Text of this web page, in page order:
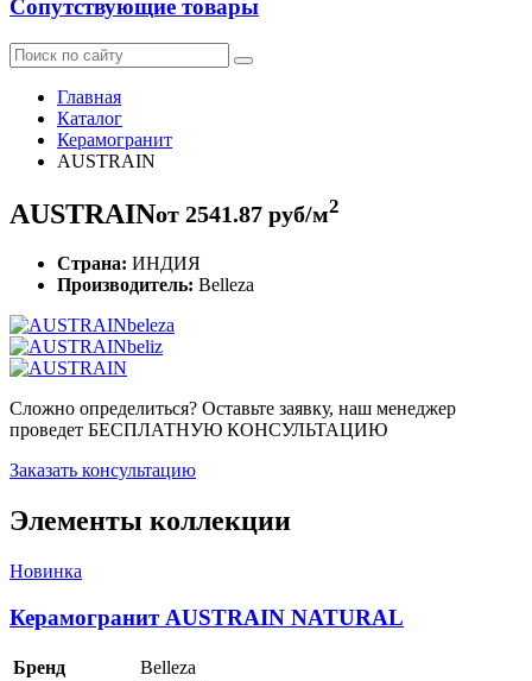
Сопутствующие товары
Главная
Каталог
Керамогранит
AUSTRAIN
AUSTRAINот 2541.87 руб/м2
Страна: ИНДИЯ
Производитель: Belleza
Сложно определиться? Оставьте заявку, наш менеджер
проведет БЕСПЛАТНУЮ КОНСУЛЬТАЦИЮ
Заказать консультацию
Элементы коллекции
Новинка
Керамогранит AUSTRAIN NATURAL
Бренд
Belleza